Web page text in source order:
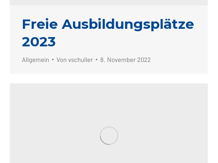
Freie Ausbildungsplätze
2023
Allgemein Von vschuller 8. November 2022